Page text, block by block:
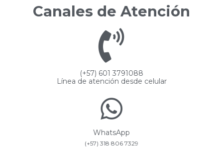
Canales de Atención
(+57) 601 3791088
Línea de atención desde celular
WhatsApp
(+57) 318 806 7329